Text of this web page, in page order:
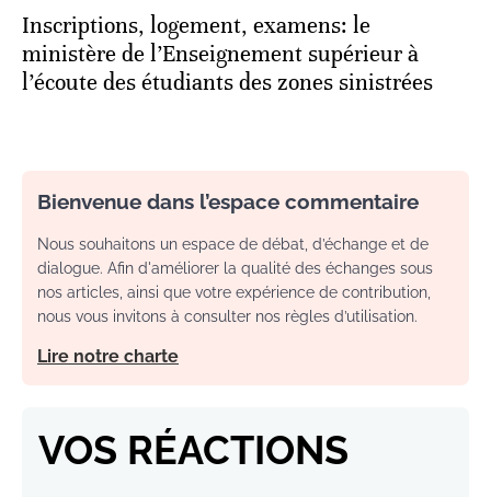
Inscriptions, logement, examens: le
ministère de l’Enseignement supérieur à
l’écoute des étudiants des zones sinistrées
Bienvenue dans l’espace commentaire
Nous souhaitons un espace de débat, d’échange et de
dialogue. Afin d'améliorer la qualité des échanges sous
nos articles, ainsi que votre expérience de contribution,
nous vous invitons à consulter nos règles d’utilisation.
Lire notre charte
VOS RÉACTIONS